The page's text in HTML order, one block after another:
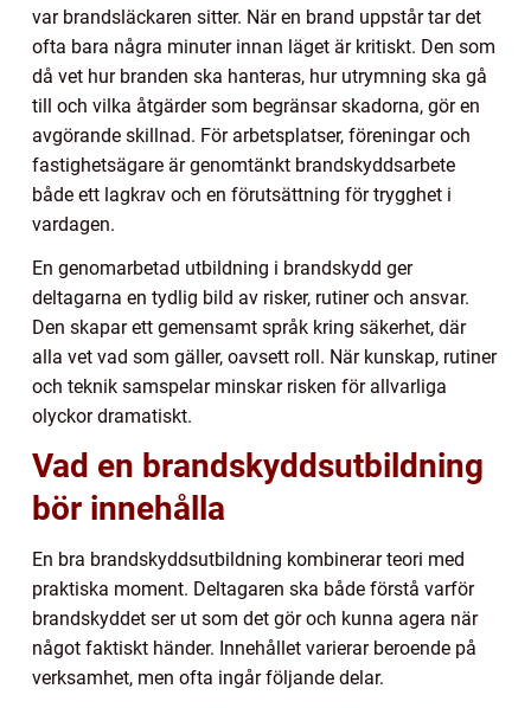
var brandsläckaren sitter. När en brand uppstår tar det
ofta bara några minuter innan läget är kritiskt. Den som
då vet hur branden ska hanteras, hur utrymning ska gå
till och vilka åtgärder som begränsar skadorna, gör en
avgörande skillnad. För arbetsplatser, föreningar och
fastighetsägare är genomtänkt brandskyddsarbete
både ett lagkrav och en förutsättning för trygghet i
vardagen.
En genomarbetad utbildning i brandskydd ger
deltagarna en tydlig bild av risker, rutiner och ansvar.
Den skapar ett gemensamt språk kring säkerhet, där
alla vet vad som gäller, oavsett roll. När kunskap, rutiner
och teknik samspelar minskar risken för allvarliga
olyckor dramatiskt.
Vad en brandskyddsutbildning
bör innehålla
En bra brandskyddsutbildning kombinerar teori med
praktiska moment. Deltagaren ska både förstå varför
brandskyddet ser ut som det gör och kunna agera när
något faktiskt händer. Innehållet varierar beroende på
verksamhet, men ofta ingår följande delar.